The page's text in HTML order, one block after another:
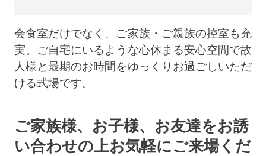
会食室だけでなく、ご家族・ご親族の控室も充
実。ご自宅にいるような心休まる安心空間で故
人様と最期のお時間をゆっくりお過ごしいただ
ける式場です。
ご家族様、お子様、お友達をお誘
い合わせの上お気軽にご来場くだ